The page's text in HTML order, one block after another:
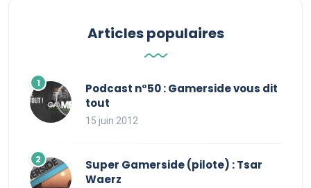
Articles populaires
Podcast n°50 : Gamerside vous dit
tout
15 juin 2012
Super Gamerside (pilote) : Tsar
Waerz